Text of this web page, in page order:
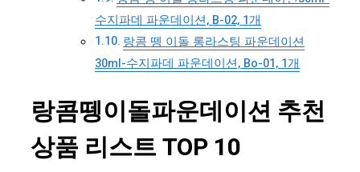
수지파데 파운데이션, B-02, 1개
랑콤 뗑 이돌 롱라스팅 파운데이션
30ml-수지파데 파운데이션, Bo-01, 1개
랑콤뗑이돌파운데이션 추천
상품 리스트 TOP 10